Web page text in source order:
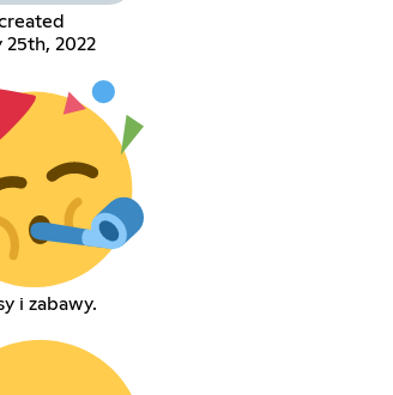
25th, 2022
i zabawy.